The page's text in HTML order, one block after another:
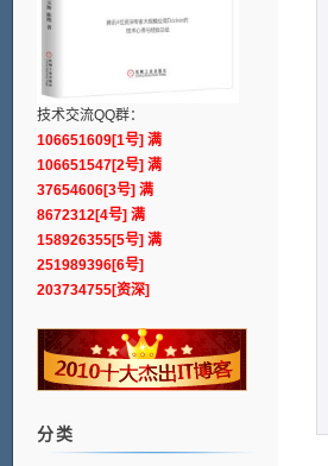
技术交流QQ群：
106651609[1号] 满
106651547[2号] 满
37654606[3号] 满
8672312[4号] 满
158926355[5号] 满
251989396[6号]
203734755[资深]
分类